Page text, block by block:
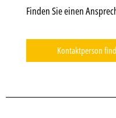
Finden Sie einen
Kontaktperson